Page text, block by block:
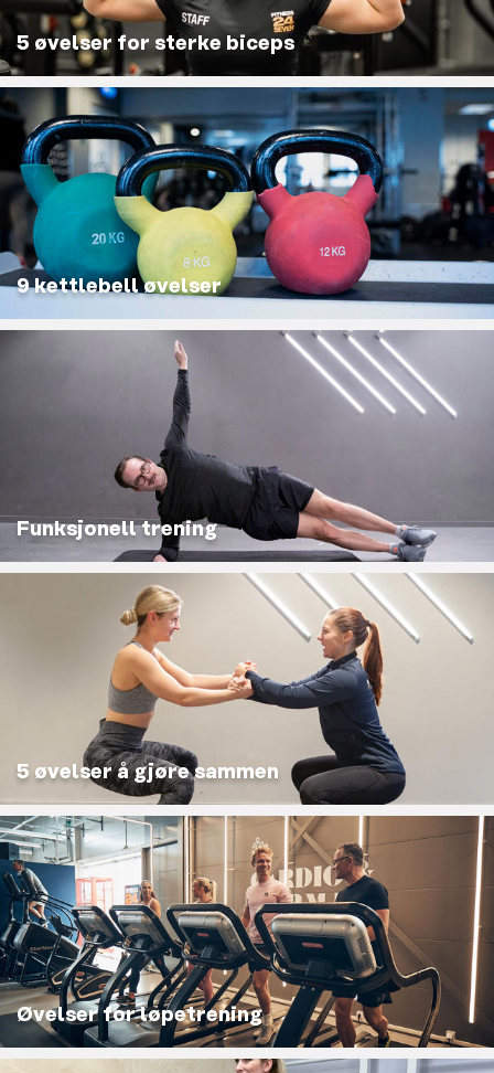
5 øvelser for sterke biceps
9 kettlebell øvelser
Funksjonell trening
5 øvelser å gjøre sammen
Øvelser for løpetrening